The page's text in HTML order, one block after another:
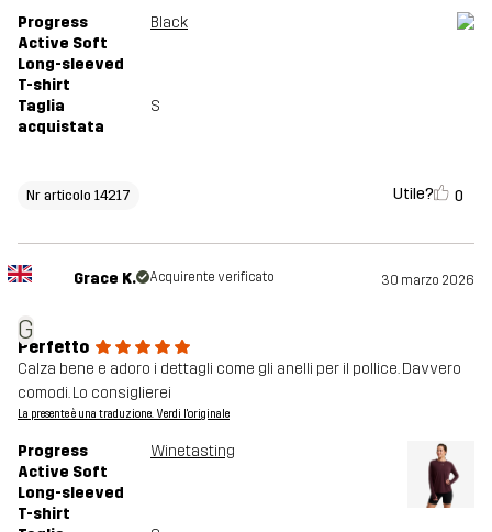
Progress
Active Soft
Long-sleeved
T-shirt
Black
Taglia
acquistata
S
Nr articolo 14217 Utile? 0
G
Grace K. Acquirente verificato 30 marzo 2026
Perfetto
Calza bene e adoro i dettagli come gli anelli per il pollice. Davvero
comodi. Lo consiglierei
La presente è una traduzione. Verdi l'originale
Progress
Active Soft
Long-sleeved
T-shirt
Winetasting